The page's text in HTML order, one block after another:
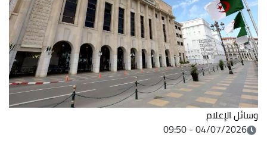
وسائل الإعلام
04/07/2026 - 09:50